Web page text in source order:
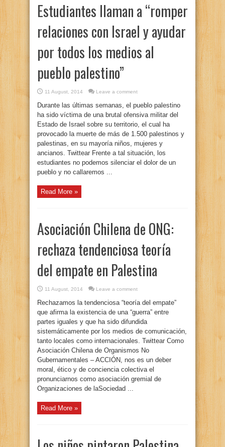
Estudiantes llaman a “romper
relaciones con Israel y ayudar
por todos los medios al
pueblo palestino”
11 August, 2014 Leave a comment
Durante las últimas semanas, el pueblo palestino
ha sido víctima de una brutal ofensiva militar del
Estado de Israel sobre su territorio, el cual ha
provocado la muerte de más de 1.500 palestinos y
palestinas, en su mayoría niños, mujeres y
ancianos. Twittear Frente a tal situación, los
estudiantes no podemos silenciar el dolor de un
pueblo y no callaremos ...
Read More »
Asociación Chilena de ONG:
rechaza tendenciosa teoría
del empate en Palestina
11 August, 2014 Leave a comment
Rechazamos la tendenciosa “teoría del empate”
que afirma la existencia de una “guerra” entre
partes iguales y que ha sido difundida
sistemáticamente por los medios de comunicación,
tanto locales como internacionales. Twittear Como
Asociación Chilena de Organismos No
Gubernamentales – ACCIÓN, nos es un deber
moral, ético y de conciencia colectiva el
pronunciarnos como asociación gremial de
Organizaciones de laSociedad ...
Read More »